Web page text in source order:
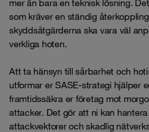
mer än bara en teknisk lösning.
som kräver en ständig
skyddsåtgärderna ska vara väl
verkliga hoten.
Att ta hänsyn till sårbarhet och
utformar er SASE-strategi hjälper
framtidssäkra er företag mot
attacker. Det gör att ni kan
attackvektorer och skadlig